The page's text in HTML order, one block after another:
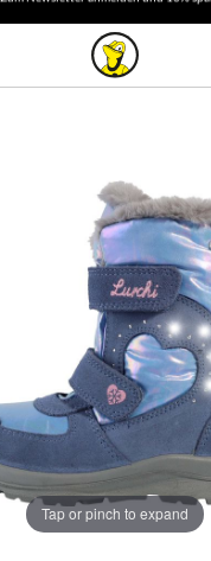
Tap or pinch to expand